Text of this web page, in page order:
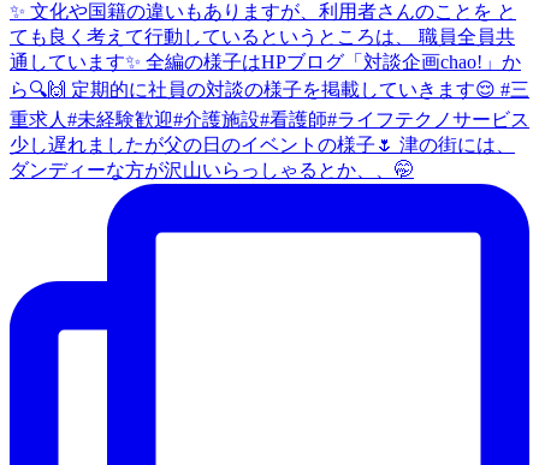
少し遅れましたが父の日のイベントの様子🌷 津の街には、
ダンディーな方が沢山いらっしゃるとか、、🤭